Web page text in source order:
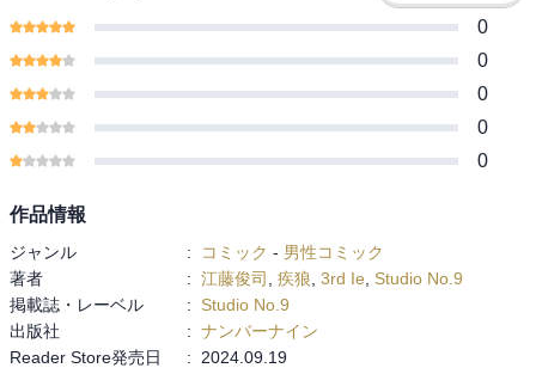
0
0
0
0
0
作品情報
ジャンル : コミック - 男性コミック
著者
: 江藤俊司 疾狼 3rd Ie
Studio No.9
掲載誌・レーベル
:
Studio No.9
出版社
: ナンバーナイン
Reader Store発売日
:
2024.09.19